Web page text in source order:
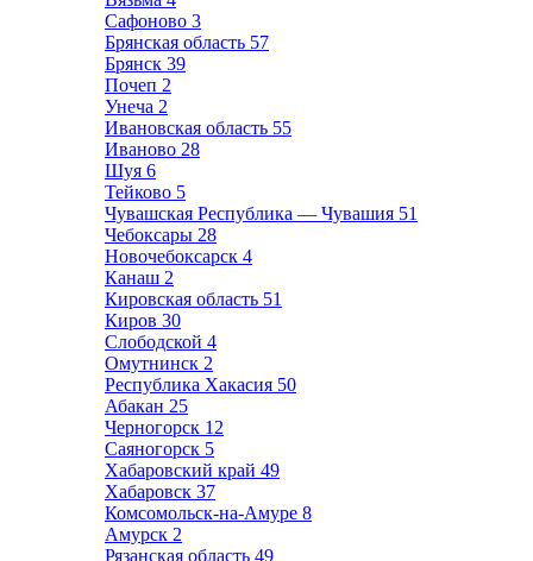
Сафоново 3
Брянская область 57
Брянск 39
Почеп 2
Унеча 2
Ивановская область 55
Иваново 28
Шуя 6
Тейково 5
Чувашская Республика — Чувашия 51
Чебоксары 28
Новочебоксарск 4
Канаш 2
Кировская область 51
Киров 30
Слободской 4
Омутнинск 2
Республика Хакасия 50
Абакан 25
Черногорск 12
Саяногорск 5
Хабаровский край 49
Хабаровск 37
Комсомольск-на-Амуре 8
Амурск 2
Рязанская область 49